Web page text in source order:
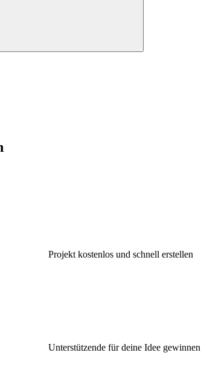
Projekt kostenlos und schnell erstellen
Unterstützende für deine Idee gewinnen